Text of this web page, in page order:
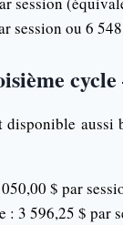
session ou 6
aussi
$ par
: 3 596,25 $ par